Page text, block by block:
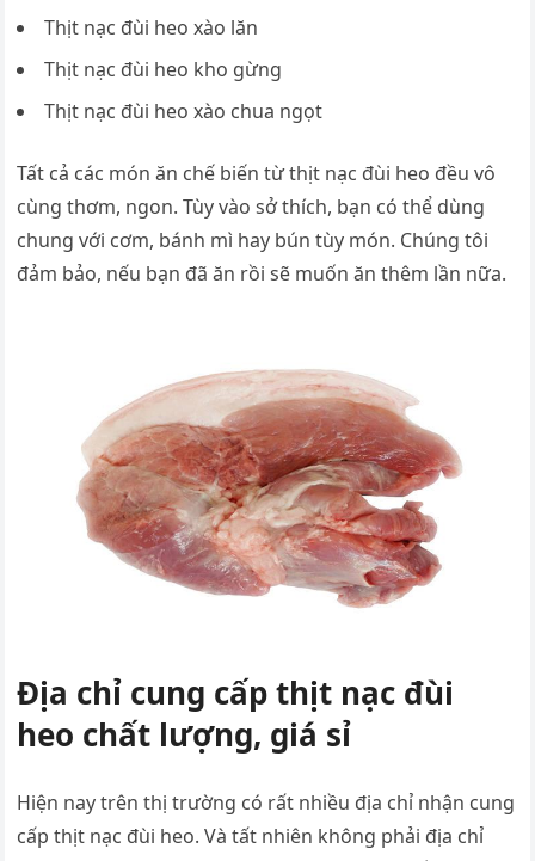
Thịt nạc đùi heo xào lăn
Thịt nạc đùi heo kho gừng
Thịt nạc đùi heo xào chua ngọt
Tất cả các món ăn chế biến từ thịt nạc đùi heo đều vô
cùng thơm, ngon. Tùy vào sở thích, bạn có thể dùng
chung với cơm, bánh mì hay bún tùy món. Chúng tôi
đảm bảo, nếu bạn đã ăn rồi sẽ muốn ăn thêm lần nữa.
Địa chỉ cung cấp thịt nạc đùi
heo chất lượng, giá sỉ
Hiện nay trên thị trường có rất nhiều địa chỉ nhận cung
cấp thịt nạc đùi heo. Và tất nhiên không phải địa chỉ